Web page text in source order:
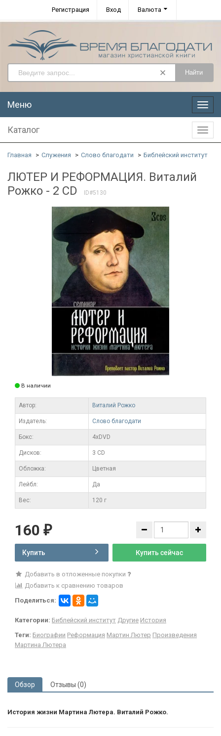
Регистрация Вход Валюта
Найти
Меню
Меню
Каталог
Главная Служения Слово благодати Библейский институт
ЛЮТЕР И РЕФОРМАЦИЯ. Виталий
Рожко - 2 CD
ID#5130
В наличии
Автор: Виталий Рожко
Издатель: Слово благодати
Бокс: 4xDVD
Дисков: 3 CD
Обложка: Цветная
Лейбл: Да
Вес: 120 г
160 ₽
Купить Купить сейчас
Добавить в отложенные покупки
Добавить к сравнению товаров
Поделиться:
Категории: Библейский институт Другие История
Теги: Биографии Реформация Мартин Лютер Произведения
Мартина Лютера
Обзор Отзывы (0)
История жизни Мартина Лютера. Виталий Рожко.